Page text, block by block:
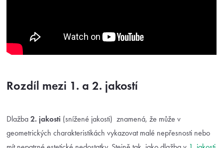
Rozdíl mezi 1. a 2. jakostí
Dlažba 2. jakosti (snížené jakosti) znamená, že může v
geometrických charakteristikách vykazovat malé nepřesnosti nebo